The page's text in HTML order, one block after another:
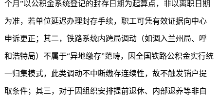
个月”以公积金系统登记的封存日期为起算点，非以离职日期
为准，若单位延迟办理封存手续，职工可凭有效证据向中心
申诉更正；其二，铁路系统内跨局调动（如调入兰州局、呼
和浩特局）不属于“异地缴存”范畴，因全国铁路公积金实行统
一归集模式，此类调动不中断缴存连续性，故不触发销户提
取条件；其三，对于因组织安排提前退休、内部退养等非自